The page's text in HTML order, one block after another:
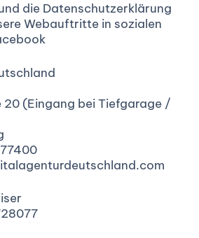
die Datenschutzerklärung
Webauftritte in sozialen
20 (Eingang bei Tiefgarage /